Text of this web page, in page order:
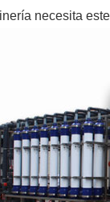
necesita